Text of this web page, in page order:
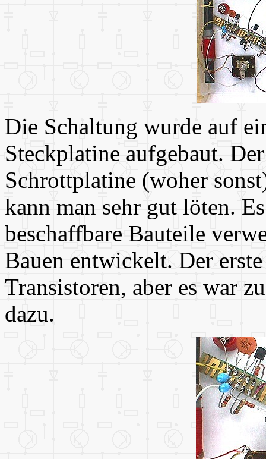
Die Schaltung wurde auf
Steckplatine aufgebaut.
Schrottplatine (woher
kann man sehr gut löten.
beschaffbare Bauteile
Bauen entwickelt. Der
Transistoren, aber es war
dazu.